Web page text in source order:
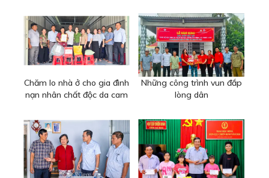
Chăm lo nhà ở cho gia đình
nạn nhân chất độc da cam
Những công trình vun đắp
lòng dân